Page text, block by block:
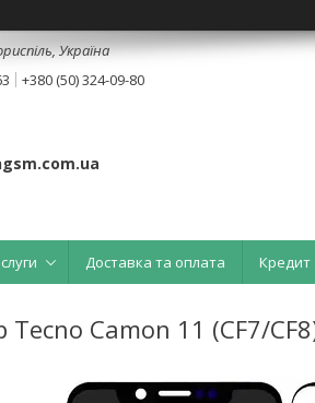
Україна
+380 (50) 324-09-80
Доставка та оплата Кредит
Tecno Camon 11 (CF7/